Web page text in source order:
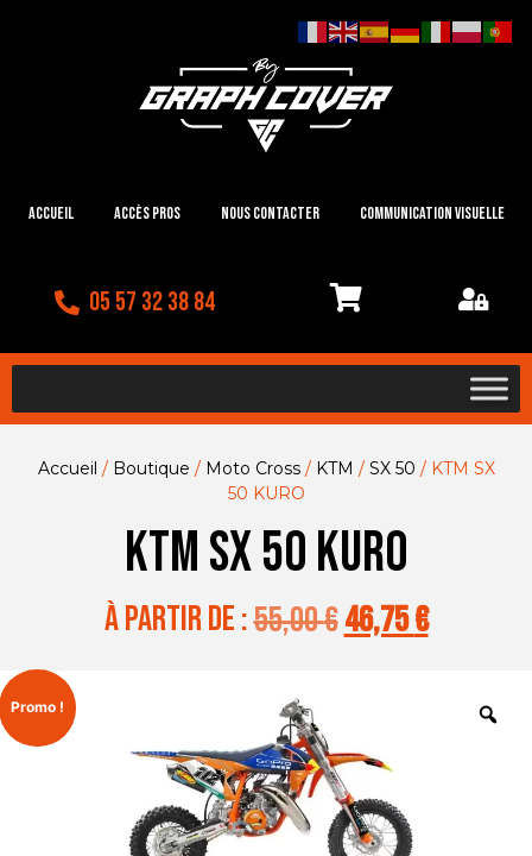
Accueil Accès Pros Nous contacter Communication visuelle
05 57 32 38 84
Accueil / Boutique / Moto Cross/ KTM / SX 50 / KTM SX
50 KURO
KTM SX 50 KURO
à partir de :55,00€46,75€
Promo !